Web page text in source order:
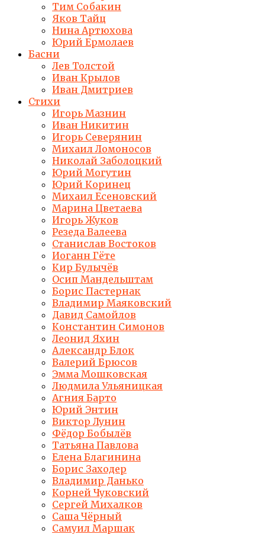
Тим Собакин
Яков Тайц
Нина Артюхова
Юрий Ермолаев
Басни
Лев Толстой
Иван Крылов
Иван Дмитриев
Стихи
Игорь Мазнин
Иван Никитин
Игорь Северянин
Михаил Ломоносов
Николай Заболоцкий
Юрий Могутин
Юрий Коринец
Михаил Есеновский
Марина Цветаева
Игорь Жуков
Резеда Валеева
Станислав Востоков
Иоганн Гёте
Кир Булычёв
Осип Мандельштам
Борис Пастернак
Владимир Маяковский
Давид Самойлов
Константин Симонов
Леонид Яхин
Александр Блок
Валерий Брюсов
Эмма Мошковская
Людмила Ульяницкая
Агния Барто
Юрий Энтин
Виктор Лунин
Фёдор Бобылёв
Татьяна Павлова
Елена Благинина
Борис Заходер
Владимир Данько
Корней Чуковский
Сергей Михалков
Саша Чёрный
Самуил Маршак